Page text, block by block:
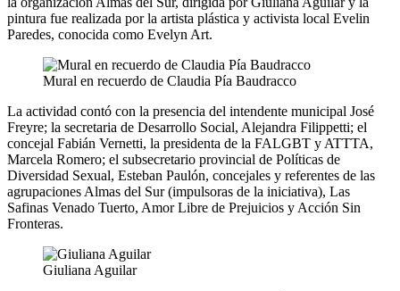
pintura fue realizada por la artista plástica y activista local Evelin
Paredes, conocida como Evelyn Art.
Mural en recuerdo de Claudia Pía Baudracco
La actividad contó con la presencia del intendente municipal José
Freyre; la secretaria de Desarrollo Social, Alejandra Filippetti; el
concejal Fabián Vernetti, la presidenta de la FALGBT y ATTTA,
Marcela Romero; el subsecretario provincial de Políticas de
Diversidad Sexual, Esteban Paulón, concejales y referentes de las
agrupaciones Almas del Sur (impulsoras de la iniciativa), Las
Safinas Venado Tuerto, Amor Libre de Prejuicios y Acción Sin
Fronteras.
Giuliana Aguilar